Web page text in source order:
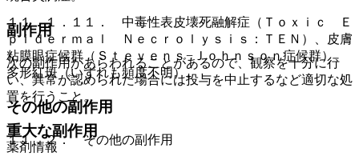
１１．１．１１． 中毒性表皮壊死融解症（Ｔｏｘｉｃ Ｅ
ｐｉｄｅｒｍａｌ Ｎｅｃｒｏｌｙｓｉｓ：ＴＥＮ）、皮膚
粘膜眼症候群（Ｓｔｅｖｅｎｓ−Ｊｏｈｎｓｏｎ症候群）、
多形紅斑（いずれも頻度不明）。
その他の副作用
１１．２． その他の副作用
副作用
次の副作用があらわれることがあるので、観察を十分に行
い、異常が認められた場合には投与を中止するなど適切な処
置を行うこと。
重大な副作用
薬剤情報